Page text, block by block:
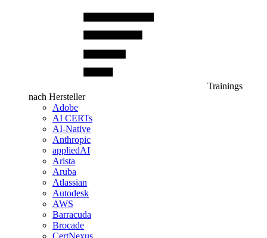
Trainings
nach Hersteller
Adobe
AI CERTs
AI-Native
Anthropic
appliedAI
Arista
Aruba
Atlassian
Autodesk
AWS
Barracuda
Brocade
CertNexus